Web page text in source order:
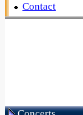
Contact